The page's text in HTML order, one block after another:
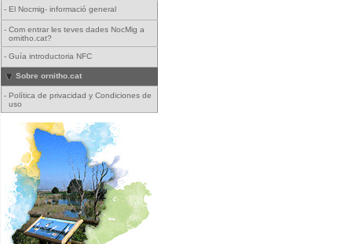
- El Nocmig- informació general
- Com entrar les teves dades NocMig a
ornitho.cat?
- Guía introductoria NFC
Sobre ornitho.cat
- Política de privacidad y Condiciones de
uso